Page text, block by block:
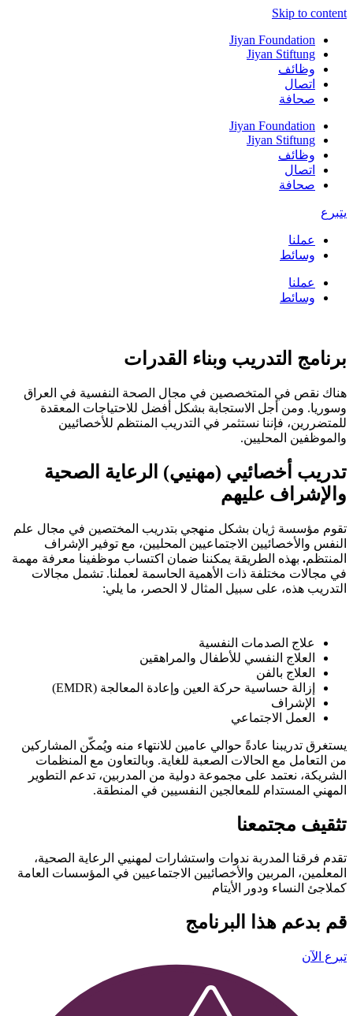
Skip to content
Jiyan Foundation
Jiyan Stiftung
وظائف
اتصال
صحافة
Jiyan Foundation
Jiyan Stiftung
وظائف
اتصال
صحافة
يتبرع
عملنا
وسائط
عملنا
وسائط
برنامج التدريب وبناء القدرات
هناك نقص في المتخصصين في مجال الصحة النفسية في العراق
وسوريا. ومن أجل الاستجابة بشكل أفضل للاحتياجات المعقدة
للمتضررين، فإننا نستثمر في التدريب المنتظم للأخصائيين
والموظفين المحليين.
تدريب أخصائيي (مهنيي) الرعاية الصحية
والإشراف عليهم
تقوم مؤسسة ژيان بشكل منهجي بتدريب المختصين في مجال علم
النفس والأخصائيين الاجتماعيين المحليين، مع توفير الإشراف
المنتظم. بهذه الطريقة يمكننا ضمان اكتساب موظفينا معرفة مهمة
في مجالات مختلفة ذات الأهمية الحاسمة لعملنا. تشمل مجالات
التدريب هذه، على سبيل المثال لا الحصر، ما يلي:
علاج الصدمات النفسية
العلاج النفسي للأطفال والمراهقين
العلاج بالفن
إزالة حساسية حركة العين وإعادة المعالجة (EMDR)
الإشراف
العمل الاجتماعي
يستغرق تدريبنا عادةً حوالي عامين للانتهاء منه ويُمكّن المشاركين
من التعامل مع الحالات الصعبة للغاية. وبالتعاون مع المنظمات
الشريكة، نعتمد على مجموعة دولية من المدربين، تدعم التطوير
المهني المستدام للمعالجين النفسيين في المنطقة.
تثقيف مجتمعنا
تقدم فرقنا المدربة ندوات واستشارات لمهنيي الرعاية الصحية،
المعلمين، المربين والأخصائيين الاجتماعيين في المؤسسات العامة
كملاجئ النساء ودور الأيتام
قم بدعم هذا البرنامج
تبرع الآن